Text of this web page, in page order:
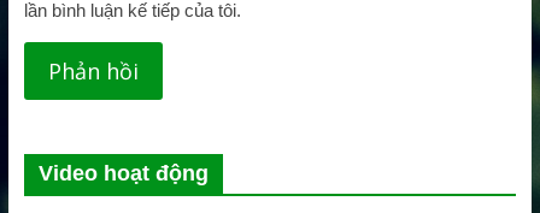
lần bình luận kế tiếp của tôi.
Video hoạt động